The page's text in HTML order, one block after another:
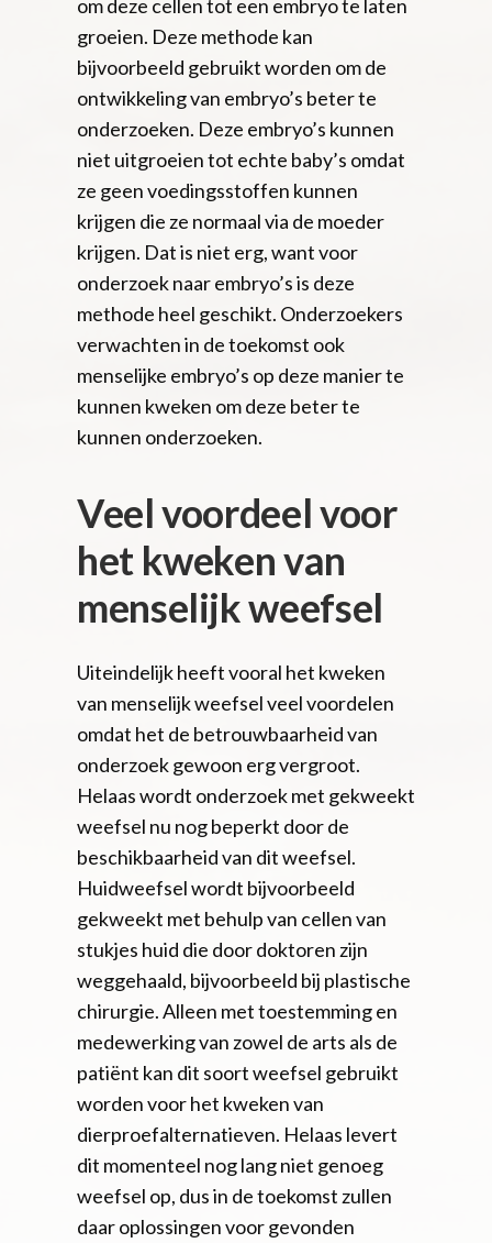
om deze cellen tot een embryo te laten
groeien. Deze methode kan
bijvoorbeeld gebruikt worden om de
ontwikkeling van embryo’s beter te
onderzoeken. Deze embryo’s kunnen
niet uitgroeien tot echte baby’s omdat
ze geen voedingsstoffen kunnen
krijgen die ze normaal via de moeder
krijgen. Dat is niet erg, want voor
onderzoek naar embryo’s is deze
methode heel geschikt. Onderzoekers
verwachten in de toekomst ook
menselijke embryo’s op deze manier te
kunnen kweken om deze beter te
kunnen onderzoeken.
Veel voordeel voor
het kweken van
menselijk weefsel
Uiteindelijk heeft vooral het kweken
van menselijk weefsel veel voordelen
omdat het de betrouwbaarheid van
onderzoek gewoon erg vergroot.
Helaas wordt onderzoek met gekweekt
weefsel nu nog beperkt door de
beschikbaarheid van dit weefsel.
Huidweefsel wordt bijvoorbeeld
gekweekt met behulp van cellen van
stukjes huid die door doktoren zijn
weggehaald, bijvoorbeeld bij plastische
chirurgie. Alleen met toestemming en
medewerking van zowel de arts als de
patiënt kan dit soort weefsel gebruikt
worden voor het kweken van
dierproefalternatieven. Helaas levert
dit momenteel nog lang niet genoeg
weefsel op, dus in de toekomst zullen
daar oplossingen voor gevonden